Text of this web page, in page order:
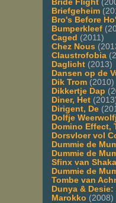
Bride Flight
Briefgeheim
Bro's Before
Bumperkleef
Caged (2011)
Chez Nous
Claustrofobia
Daglicht (2013)
Dansen op de
Dik Trom (2010)
Dikkertje Dap
Diner, Het
Dirigent, De
Dolfje
Domino Effect,
Dorsvloer vol
Dummie de
Dummie de
Sfinx van
Dummie de
Tombe van
Dunya &
Marokko (2008)